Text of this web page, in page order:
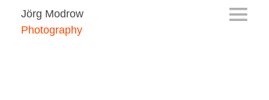
Jörg Modrow
Photography